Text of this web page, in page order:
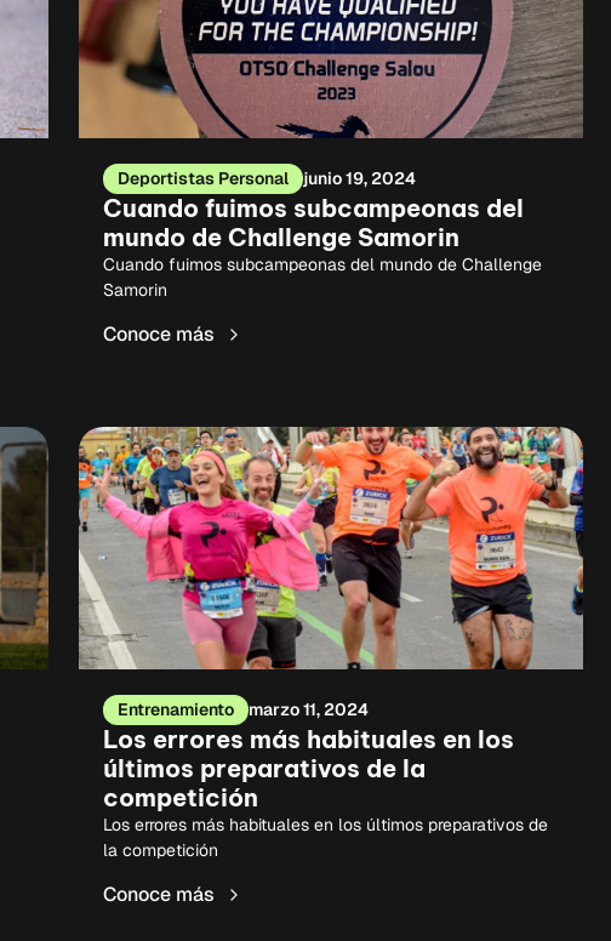
Deportistas Personal junio 19, 2024
Cuando fuimos subcampeonas del
mundo de Challenge Samorin
Cuando fuimos subcampeonas del mundo de Challenge
Samorin
Conoce más
Entrenamiento marzo 11, 2024
Los errores más habituales en los
últimos preparativos de la
competición
Los errores más habituales en los últimos preparativos de
la competición
Conoce más